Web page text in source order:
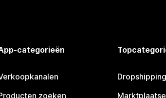
categorieën
zoeken
Dropshipping